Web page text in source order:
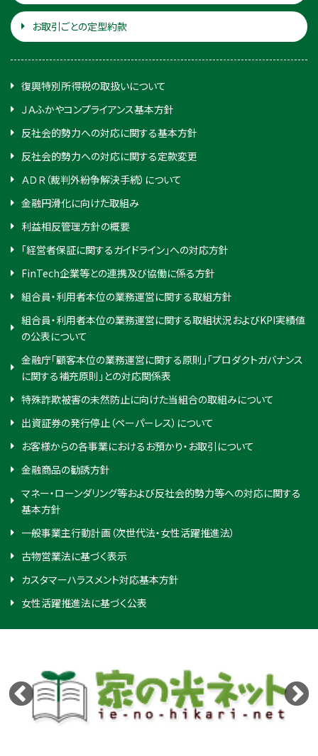
お取引ごとの定型約款
復興特別所得税の取扱いについて
ＪＡふかやコンプライアンス基本方針
反社会的勢力への対応に関する基本方針
反社会的勢力への対応に関する定款変更
ＡＤＲ（裁判外紛争解決手続）について
金融円滑化に向けた取組み
利益相反管理方針の概要
「経営者保証に関するガイドライン」への対応方針
FinTech企業等との連携及び協働に係る方針
組合員・利用者本位の業務運営に関する取組方針
組合員・利用者本位の業務運営に関する取組状況およびKPI実績値
の公表について
金融庁「顧客本位の業務運営に関する原則」「プロダクトガバナンス
に関する補充原則」との対応関係表
特殊詐欺被害の未然防止に向けた当組合の取組みについて
出資証券の発行停止（ペーパーレス）について
お客様からの各事業におけるお預かり・お取引について
金融商品の勧誘方針
マネー・ローンダリング等および反社会的勢力等への対応に関する
基本方針
一般事業主行動計画（次世代法・女性活躍推進法）
古物営業法に基づく表示
カスタマーハラスメント対応基本方針
女性活躍推進法に基づく公表